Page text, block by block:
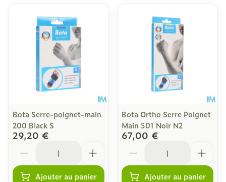
Bota Serre-poignet-main
200 Black S
29,20 €
Ajouter au panier
Bota Ortho Serre Poignet
Main 501 Noir N2
67,00 €
Ajouter au panier